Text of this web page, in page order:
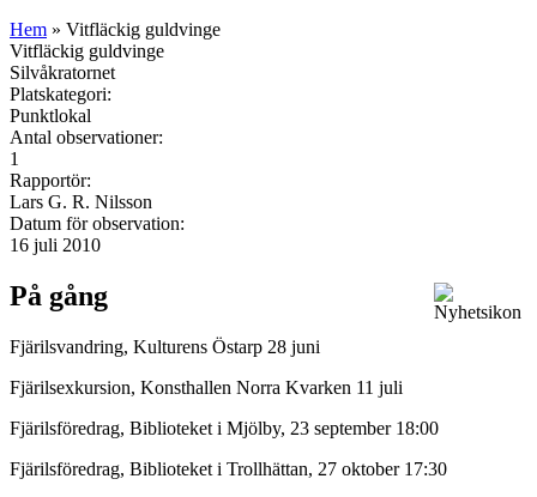
Hem » Vitfläckig guldvinge
Vitfläckig guldvinge
Silvåkratornet
Platskategori:
Punktlokal
Antal observationer:
1
Rapportör:
Lars G. R. Nilsson
Datum för observation:
16 juli 2010
På gång
Fjärilsvandring, Kulturens Östarp 28 juni
Fjärilsexkursion, Konsthallen Norra Kvarken 11 juli
Fjärilsföredrag, Biblioteket i Mjölby, 23 september 18:00
Fjärilsföredrag, Biblioteket i Trollhättan, 27 oktober 17:30